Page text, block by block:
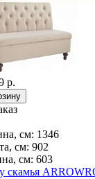
р.
см: 1346
см: 902
см: 603
скамья